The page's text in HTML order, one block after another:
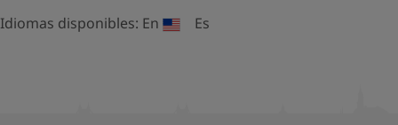
Idiomas disponibles: En Es